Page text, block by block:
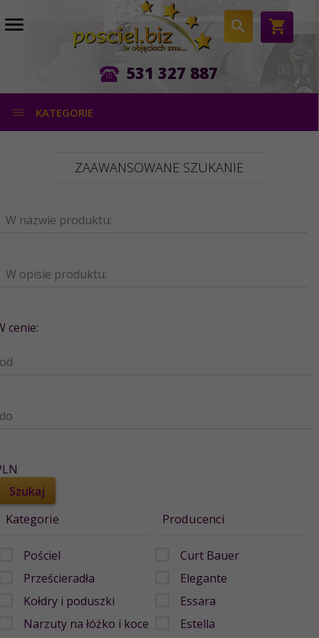
531 327 887
KATEGORIE
ZAAWANSOWANE SZUKANIE
W nazwie produktu:
W opisie produktu:
cenie:
od
do
Kategorie
Pościel
Prześcieradła
Kołdry i poduszki
Narzuty na łóżko i koce
Producenci
Curt Bauer
Elegante
Essara
Estella